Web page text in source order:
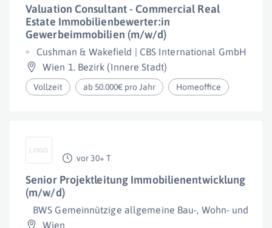
Valuation Consultant - Commercial Real
Estate Immobilienbewerter:in
Gewerbeimmobilien (m/w/d)
Cushman & Wakefield | CBS International GmbH
Wien 1. Bezirk (Innere Stadt)
Vollzeit ab 50.000€ pro Jahr Homeoffice
vor 30+ T
Senior Projektleitung Immobilienentwicklung
(m/w/d)
BWS Gemeinnützige allgemeine Bau-, Wohn- und
Wien